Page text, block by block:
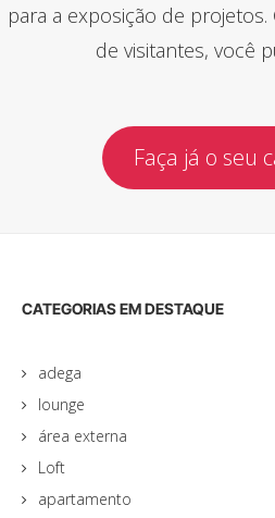
para a exposição de
de visitantes, você
Faça já o seu
CATEGORIAS EM DESTAQUE
adega
lounge
área externa
Loft
apartamento